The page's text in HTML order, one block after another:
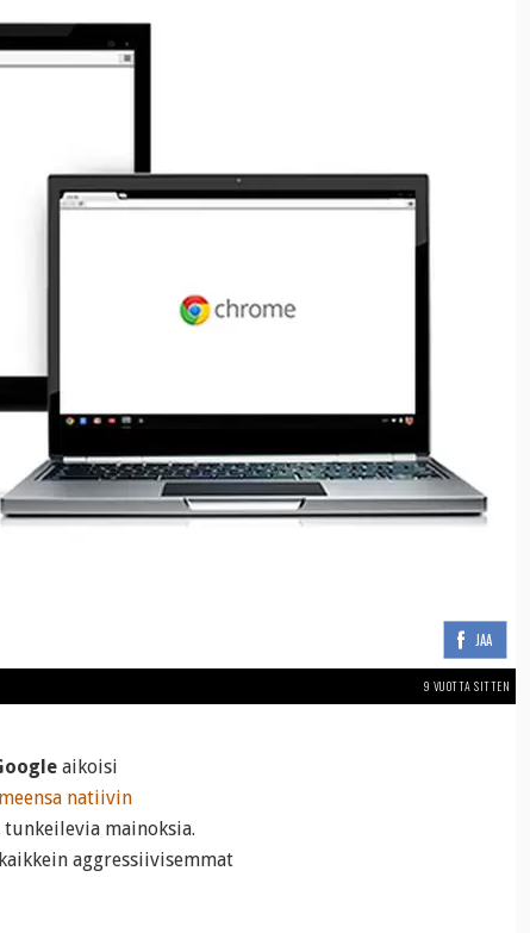
JAA
9 VUOTTA SITTEN
aikoisi
natiivin
mainoksia.
aggressiivisemmat